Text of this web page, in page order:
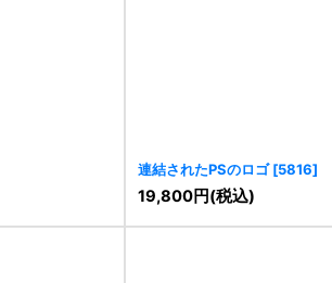
連結されたPSのロゴ [5816]
19,800円(税込)